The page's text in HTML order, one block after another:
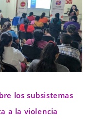
los subsistemas
a la violencia